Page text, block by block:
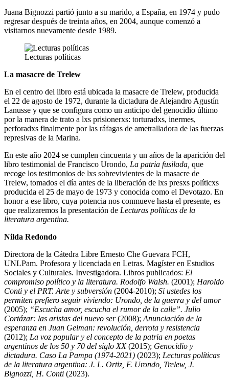
Juana Bignozzi partió junto a su marido, a España, en 1974 y pudo
regresar después de treinta años, en 2004, aunque comenzó a
visitarnos nuevamente desde 1989.
Lecturas políticas
La masacre de Trelew
En el centro del libro está ubicada la masacre de Trelew, producida
el 22 de agosto de 1972, durante la dictadura de Alejandro Agustín
Lanusse y que se configura como un anticipo del genocidio último
por la manera de trato a lxs prisionerxs: torturadxs, inermes,
perforadxs finalmente por las ráfagas de ametralladora de las fuerzas
represivas de la Marina.
En este año 2024 se cumplen cincuenta y un años de la aparición del
libro testimonial de Francisco Urondo, La patria fusilada, que
recoge los testimonios de lxs sobrevivientes de la masacre de
Trelew, tomados el día antes de la liberación de lxs presxs políticxs
producida el 25 de mayo de 1973 y conocida como el Devotazo. En
honor a ese libro, cuya potencia nos conmueve hasta el presente, es
que realizaremos la presentación de Lecturas políticas de la
literatura argentina.
Nilda Redondo
Directora de la Cátedra Libre Ernesto Che Guevara FCH,
UNLPam. Profesora y licenciada en Letras. Magíster en Estudios
Sociales y Culturales. Investigadora. Libros publicados: El
compromiso político y la literatura. Rodolfo Walsh. (2001); Haroldo
Conti y el PRT. Arte y subversión (2004-2010); Si ustedes los
permiten prefiero seguir viviendo: Urondo, de la guerra y del amor
(2005); “Escucha amor, escucha el rumor de la calle”. Julio
Cortázar: las aristas del nuevo ser(2008); Anunciación de la
esperanza en Juan Gelman: revolución, derrota y resistencia
(2012); La voz popular y el concepto de la patria en poetas
argentinos de los 50 y 70 del siglo XX(2015); Genocidio y
dictadura. Caso La Pampa (1974-2021) (2023); Lecturas políticas
de la literatura argentina: J. L. Ortiz, F. Urondo, Trelew, J.
Bignozzi, H. Conti (2023).